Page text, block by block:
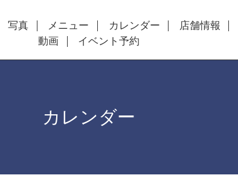
写真 メニュー カレンダー 店舗情報
動画
イベント予約
カレンダー